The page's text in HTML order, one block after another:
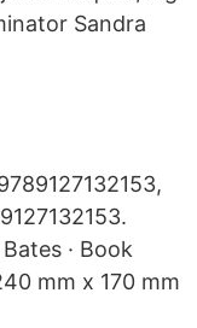
Sandra
· Book
mm x 170 mm